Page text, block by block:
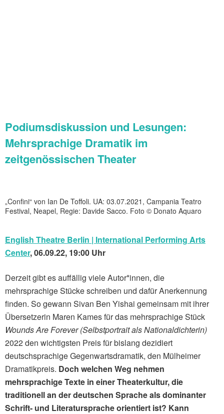
Podiumsdiskussion und Lesungen:
Mehrsprachige Dramatik im
zeitgenössischen Theater
„Confini“ von Ian De Toffoli. UA: 03.07.2021, Campania Teatro
Festival, Neapel, Regie: Davide Sacco. Foto © Donato Aquaro
English Theatre Berlin | International Performing Arts
Center, 06.09.22, 19:00 Uhr
Derzeit gibt es auffällig viele Autor*innen, die
mehrsprachige Stücke schreiben und dafür Anerkennung
finden. So gewann Sivan Ben Yishai gemeinsam mit ihrer
Übersetzerin Maren Kames für das mehrsprachige Stück
Wounds Are Forever (Selbstportrait als Nationaldichterin)
2022 den wichtigsten Preis für bislang dezidiert
deutschsprachige Gegenwartsdramatik, den Mülheimer
Dramatikpreis. Doch welchen Weg nehmen
mehrsprachige Texte in einer Theaterkultur, die
traditionell an der deutschen Sprache als dominanter
Schrift- und Literatursprache orientiert ist? Kann